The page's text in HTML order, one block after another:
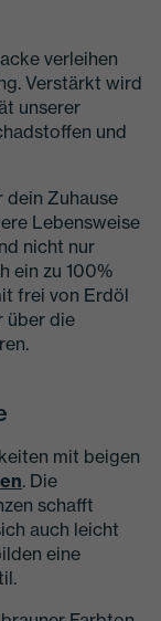
verleihen
Verstärkt wird
unserer
und
dein Zuhause
Lebensweise
nicht nur
ein zu 100%
frei von Erdöl
über die
mit beigen
. Die
schafft
auch leicht
eine